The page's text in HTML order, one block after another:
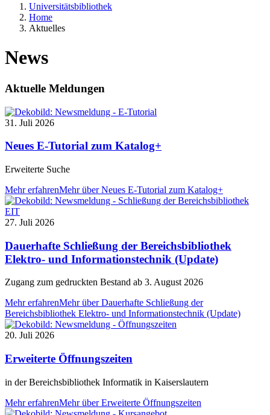
Universitätsbibliothek
Home
Aktuelles
News
Aktuelle Meldungen
31. Juli 2026
Neues E-Tutorial zum Katalog+
Erweiterte Suche
Mehr erfahrenMehr über Neues E-Tutorial zum Katalog+
27. Juli 2026
Dauerhafte Schließung der Bereichsbibliothek
Elektro- und Informationstechnik (Update)
Zugang zum gedruckten Bestand ab 3. August 2026
Mehr erfahrenMehr über Dauerhafte Schließung der
Bereichsbibliothek Elektro- und Informationstechnik (Update)
20. Juli 2026
Erweiterte Öffnungszeiten
in der Bereichsbibliothek Informatik in Kaiserslautern
Mehr erfahrenMehr über Erweiterte Öffnungszeiten